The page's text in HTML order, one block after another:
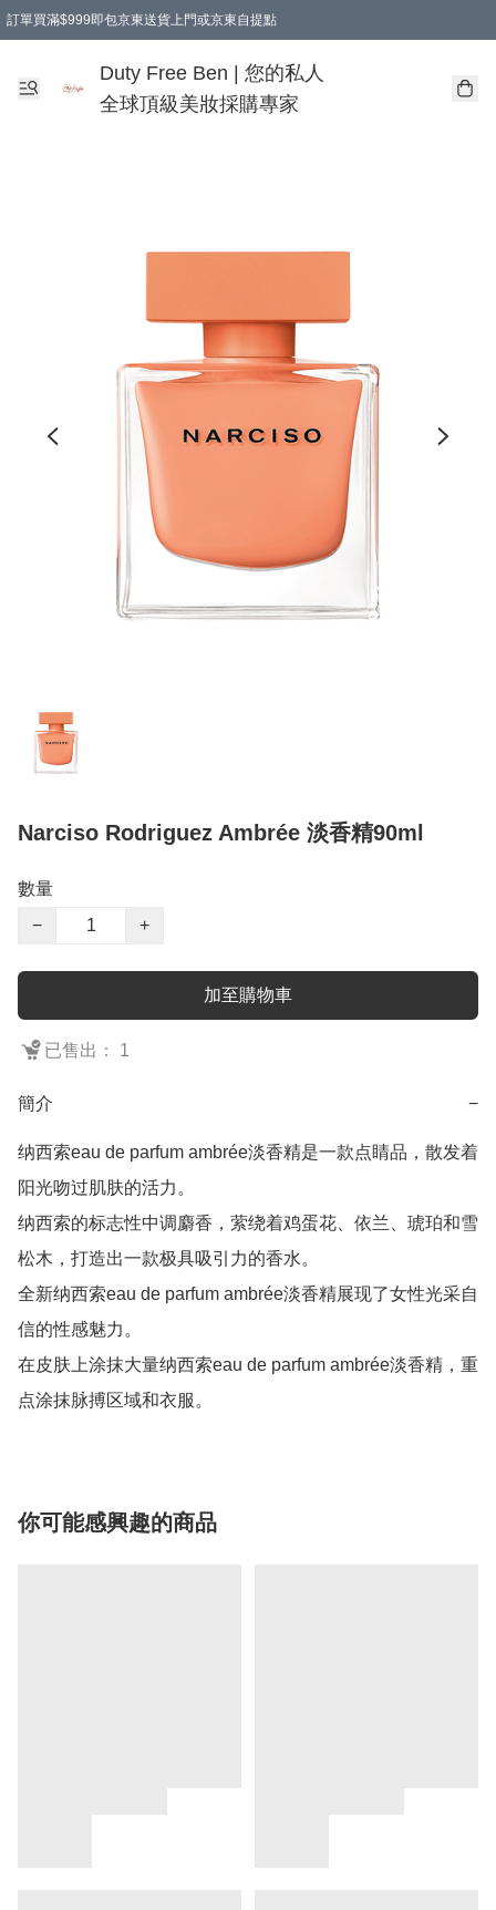
訂單買滿$999即包京東送貨上門或京東自提點
Duty Free Ben | 您的私人
全球頂級美妝採購專家
Narciso Rodriguez Ambrée 淡香精90ml
數量
−
+
加至購物車
已售出： 1
簡介 −
纳西索eau de parfum ambrée淡香精是一款点睛品，散发着
阳光吻过肌肤的活力。
纳西索的标志性中调麝香，萦绕着鸡蛋花、依兰、琥珀和雪
松木，打造出一款极具吸引力的香水。
全新纳西索eau de parfum ambrée淡香精展现了女性光采自
信的性感魅力。
在皮肤上涂抹大量纳西索eau de parfum ambrée淡香精，重
点涂抹脉搏区域和衣服。
你可能感興趣的商品